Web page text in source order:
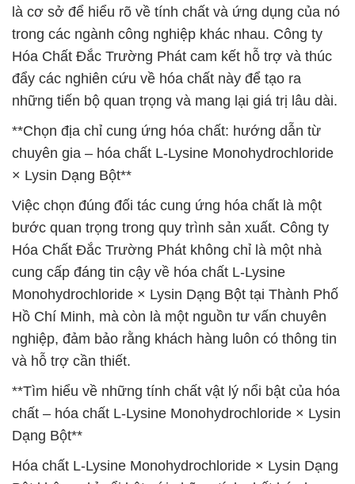
là cơ sở để hiểu rõ về tính chất và ứng dụng của nó
trong các ngành công nghiệp khác nhau. Công ty
Hóa Chất Đắc Trường Phát cam kết hỗ trợ và thúc
đẩy các nghiên cứu về hóa chất này để tạo ra
những tiến bộ quan trọng và mang lại giá trị lâu dài.
**Chọn địa chỉ cung ứng hóa chất: hướng dẫn từ
chuyên gia – hóa chất L-Lysine Monohydrochloride
× Lysin Dạng Bột**
Việc chọn đúng đối tác cung ứng hóa chất là một
bước quan trọng trong quy trình sản xuất. Công ty
Hóa Chất Đắc Trường Phát không chỉ là một nhà
cung cấp đáng tin cậy về hóa chất L-Lysine
Monohydrochloride × Lysin Dạng Bột tại Thành Phố
Hồ Chí Minh, mà còn là một nguồn tư vấn chuyên
nghiệp, đảm bảo rằng khách hàng luôn có thông tin
và hỗ trợ cần thiết.
**Tìm hiểu về những tính chất vật lý nổi bật của hóa
chất – hóa chất L-Lysine Monohydrochloride × Lysin
Dạng Bột**
Hóa chất L-Lysine Monohydrochloride × Lysin Dạng